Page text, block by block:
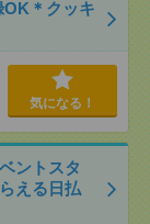
＊クッキ
気になる！
ントスタ
える日払